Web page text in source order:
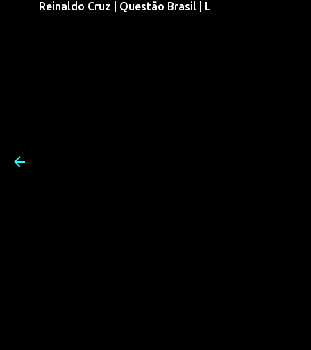
Reinaldo Cruz | Questão Brasil | L